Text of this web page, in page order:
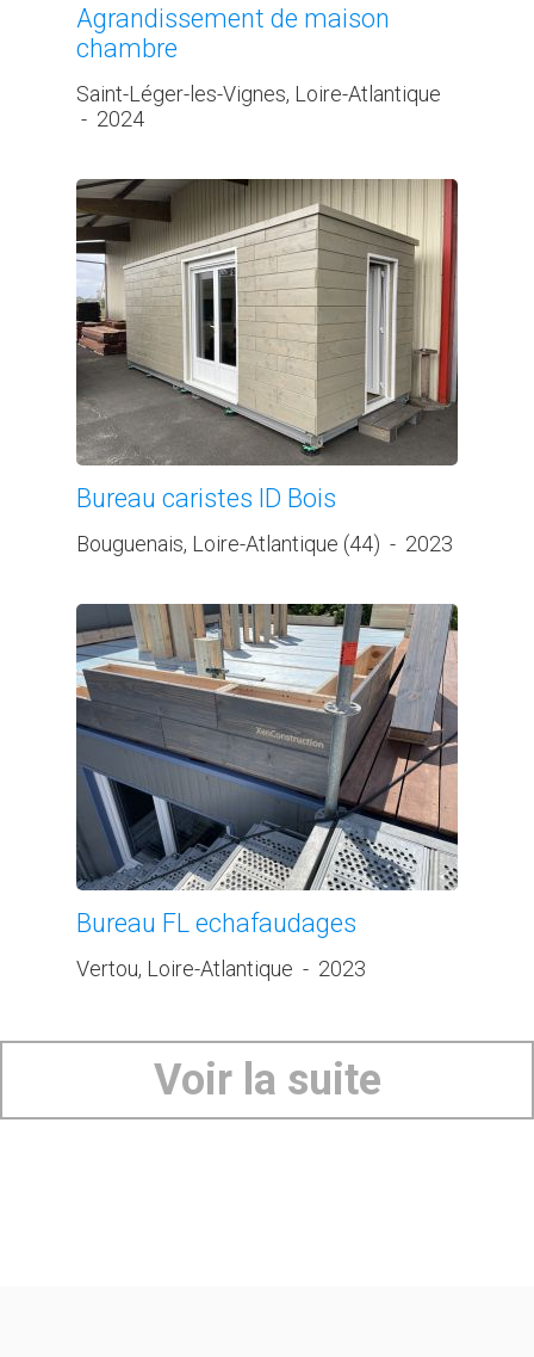
Agrandissement de maison
chambre
Saint-Léger-les-Vignes, Loire-Atlantique
- 2024
Bureau caristes ID Bois
Bouguenais, Loire-Atlantique (44) - 2023
Bureau FL echafaudages
Vertou, Loire-Atlantique - 2023
Voir la suite